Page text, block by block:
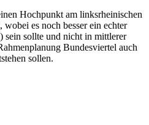
Hochpunkt am linksrheinischen
es noch besser ein echter
sein sollte und nicht in mittlerer
Bundesviertel auch
sollen.